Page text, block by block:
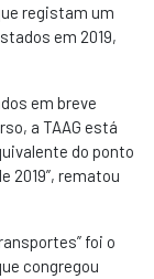
registam um
em 2019,
em breve
a TAAG está
do ponto
2019”, rematou
foi o
congregou